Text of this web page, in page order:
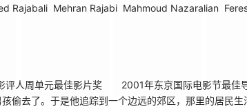
Rajabali Mehran Rajabi Mahmoud Nazaralian
人周单元最佳影片奖 2001年东京国际电影节最佳
偷去了。于是他追踪到一个边远的郊区，那里的居民